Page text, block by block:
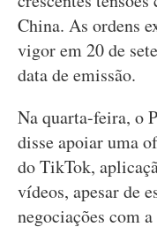
China. As ordens
vigor em 20 de
data de emissão.
Na quarta-feira, o
disse apoiar uma
do TikTok,
vídeos, apesar de
negociações com